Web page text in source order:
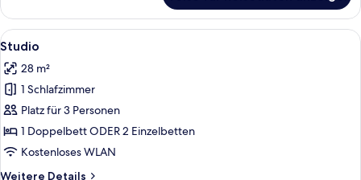
Lake
Side
Alle
Fotos
für
Studio
anzeigen
Ein Hotelzimmer mit Bett,
3
Studio
28 m²
1 Schlafzimmer
Platz für 3 Personen
1 Doppelbett ODER 2 Einzelbetten
Kostenloses WLAN
Weitere Details
Weitere